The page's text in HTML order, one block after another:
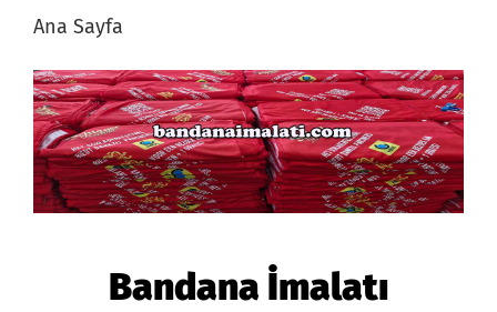
Ana Sayfa
Bandana İmalatı